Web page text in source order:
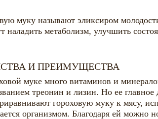
муку называют эликсиром
наладить метаболизм, улучшить
И ПРЕИМУЩЕСТВА
муке много витаминов и
треонин и лизин. Но ее главное
гороховую муку к мясу,
организмом. Благодаря ей можно